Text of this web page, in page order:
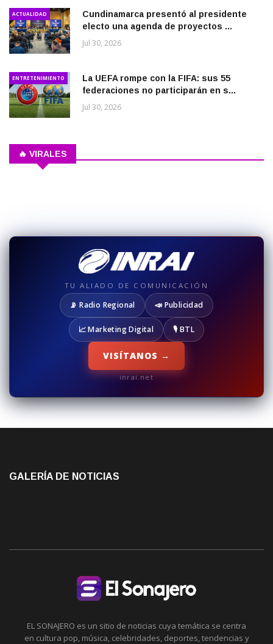
ACTUALIDAD
Cundinamarca presentó al presidente
electo una agenda de proyectos ...
Jul 30, 2026
ENTRETENIMIENTO
La UEFA rompe con la FIFA: sus 55
federaciones no participarán en s...
Jul 30, 2026
🔥 VIRALES
TU ALIADO DE COMUNICACIÓN
📡 Radio Regional 📣 Publicidad
📈 Marketing Digital 🎙️ BTL
VISÍTANOS →
inrai.net
GALERÍA DE NOTICIAS
EL SONAJERO es un sitio de noticias cuya temática se centra
en cultura pop, música, celebridades, deportes, tendencias y